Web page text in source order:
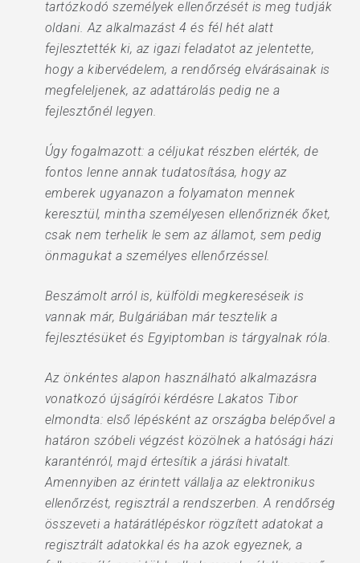
tartózkodó személyek ellenőrzését is meg tudják
oldani. Az alkalmazást 4 és fél hét alatt
fejlesztették ki, az igazi feladatot az jelentette,
hogy a kibervédelem, a rendőrség elvárásainak is
megfeleljenek, az adattárolás pedig ne a
fejlesztőnél legyen.
Úgy fogalmazott: a céljukat részben elérték, de
fontos lenne annak tudatosítása, hogy az
emberek ugyanazon a folyamaton mennek
keresztül, mintha személyesen ellenőriznék őket,
csak nem terhelik le sem az államot, sem pedig
önmagukat a személyes ellenőrzéssel.
Beszámolt arról is, külföldi megkereséseik is
vannak már, Bulgáriában már tesztelik a
fejlesztésüket és Egyiptomban is tárgyalnak róla.
Az önkéntes alapon használható alkalmazásra
vonatkozó újságírói kérdésre Lakatos Tibor
elmondta: első lépésként az országba belépővel a
határon szóbeli végzést közölnek a hatósági házi
karanténról, majd értesítik a járási hivatalt.
Amennyiben az érintett vállalja az elektronikus
ellenőrzést, regisztrál a rendszerben. A rendőrség
összeveti a határátlépéskor rögzített adatokat a
regisztrált adatokkal és ha azok egyeznek, a